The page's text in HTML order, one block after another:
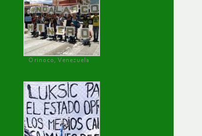
Orinoco, Venezuela